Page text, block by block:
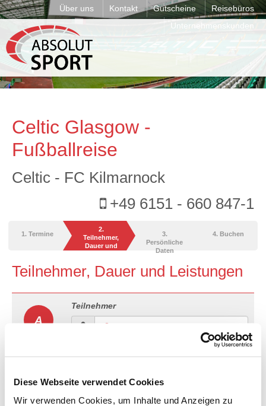
Diese Webseite verwendet Cookies
Wir verwenden Cookies, um Inhalte und Anzeigen zu
Über uns Kontakt Gutscheine
Reisebüros
Unternehmenskunden
Celtic Glasgow -
Fußballreise
Celtic - FC Kilmarnock
+49 6151 - 660 847-1
1. Termine
2.
Teilnehmer,
Dauer und
3.
Persönliche
Daten
4. Buchen
Teilnehmer, Dauer und Leistungen
A
Teilnehmer
B
Anreise Abreise